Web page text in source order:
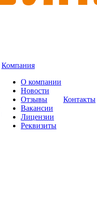
Компания
О компании
Новости
Отзывы
Вакансии
Лицензии
Реквизиты
Контакты